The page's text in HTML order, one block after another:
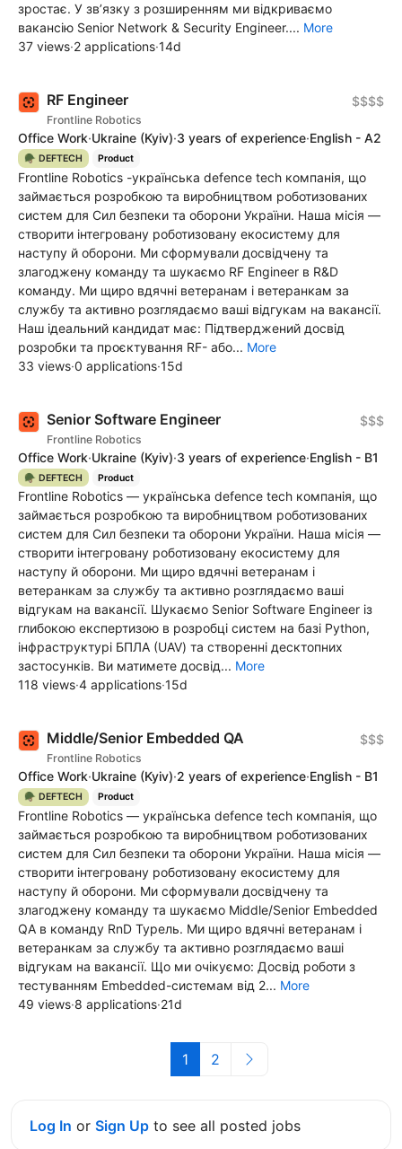
зростає. У зв’язку з розширенням ми відкриваємо
вакансію Senior Network & Security Engineer.... More
37 views·2 applications·14d
RF Engineer
Frontline Robotics
$$$$
Office Work·Ukraine (Kyiv)·3 years of experience·English - A2
🪖 DEFTECH Product
Frontline Robotics -українська defence tech компанія, що
займається розробкою та виробництвом роботизованих
систем для Сил безпеки та оборони України. Наша місія —
створити інтегровану роботизовану екосистему для
наступу й оборони. Ми сформували досвідчену та
злагоджену команду та шукаємо RF Engineer в R&D
команду. Ми щиро вдячні ветеранам і ветеранкам за
службу та активно розглядаємо ваші відгукам на вакансії.
Наш ідеальний кандидат має: Підтверджений досвід
розробки та проєктування RF- або... More
33 views·0 applications·15d
Senior Software Engineer
Frontline Robotics
$$$
Office Work·Ukraine (Kyiv)·3 years of experience·English - B1
🪖 DEFTECH Product
Frontline Robotics — українська defence tech компанія, що
займається розробкою та виробництвом роботизованих
систем для Сил безпеки та оборони України. Наша місія —
створити інтегровану роботизовану екосистему для
наступу й оборони. Ми щиро вдячні ветеранам і
ветеранкам за службу та активно розглядаємо ваші
відгукам на вакансії. Шукаємо Senior Software Engineer із
глибокою експертизою в розробці систем на базі Python,
інфраструктурі БПЛА (UAV) та створенні десктопних
застосунків. Ви матимете досвід... More
118 views·4 applications·15d
Middle/Senior Embedded QA
Frontline Robotics
$$$
Office Work·Ukraine (Kyiv)·2 years of experience·English - B1
🪖 DEFTECH Product
Frontline Robotics — українська defence tech компанія, що
займається розробкою та виробництвом роботизованих
систем для Сил безпеки та оборони України. Наша місія —
створити інтегровану роботизовану екосистему для
наступу й оборони. Ми сформували досвідчену та
злагоджену команду та шукаємо Middle/Senior Embedded
QA в команду RnD Турель. Ми щиро вдячні ветеранам і
ветеранкам за службу та активно розглядаємо ваші
відгукам на вакансії. Що ми очікуємо: Досвід роботи з
тестуванням Embedded-системам від 2... More
49 views·8 applications·21d
1 2
Log In or Sign Up to see all posted jobs